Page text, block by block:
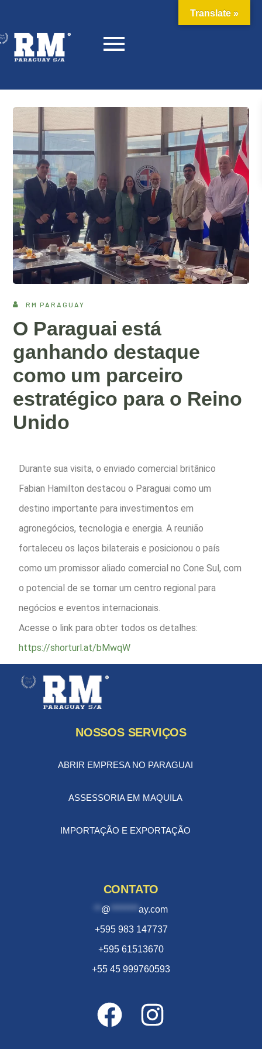
RM PARAGUAY
O Paraguai está
ganhando destaque
como um parceiro
estratégico para o Reino
Unido
Durante sua visita, o enviado comercial britânico
Fabian Hamilton destacou o Paraguai como um
destino importante para investimentos em
agronegócios, tecnologia e energia. A reunião
fortaleceu os laços bilaterais e posicionou o país
como um promissor aliado comercial no Cone Sul, com
o potencial de se tornar um centro regional para
negócios e eventos internacionais.
Acesse o link para obter todos os detalhes:
https://shorturl.at/bMwqW
NOSSOS SERVIÇOS
ABRIR EMPRESA NO PARAGUAI
ASSESSORIA EM MAQUILA
IMPORTAÇÃO E EXPORTAÇÃO
CONTATO
@ ******** ay.com
+595 983 147737
+595 61513670
+55 45 999760593
Translate »